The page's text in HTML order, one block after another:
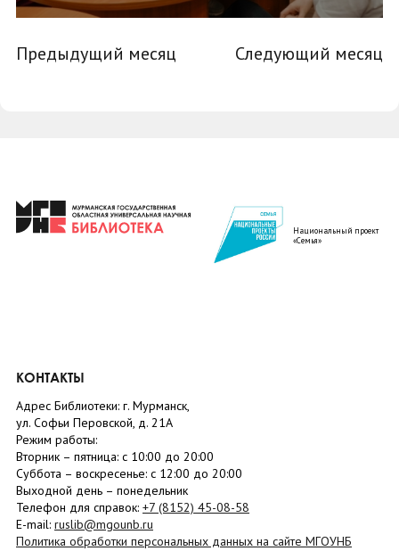
Предыдущий месяц Следующий месяц
Национальный проект
«Семья»
КОНТАКТЫ
Адрес Библиотеки: г. Мурманск,
ул. Софьи Перовской, д. 21А
Режим работы:
Вторник – пятница: с 10:00 до 20:00
Суббота – воскресенье: c 12:00 до 20:00
Выходной день – понедельник
Телефон для справок: +7 (8152) 45-08-58
E-mail: ruslib@mgounb.ru
Политика обработки персональных данных на сайте МГОУНБ